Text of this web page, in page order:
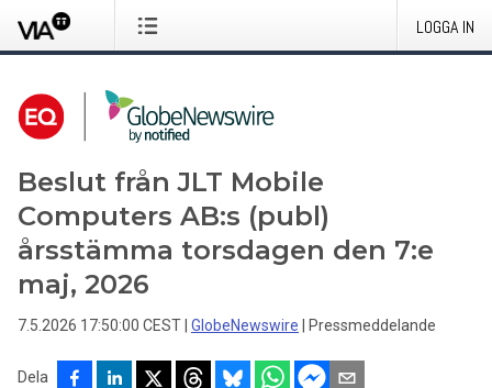
LOGGA IN
Beslut från JLT Mobile
Computers AB:s (publ)
årsstämma torsdagen den 7:e
maj, 2026
7.5.2026 17:50:00 CEST GlobeNewswire Pressmeddelande
Dela